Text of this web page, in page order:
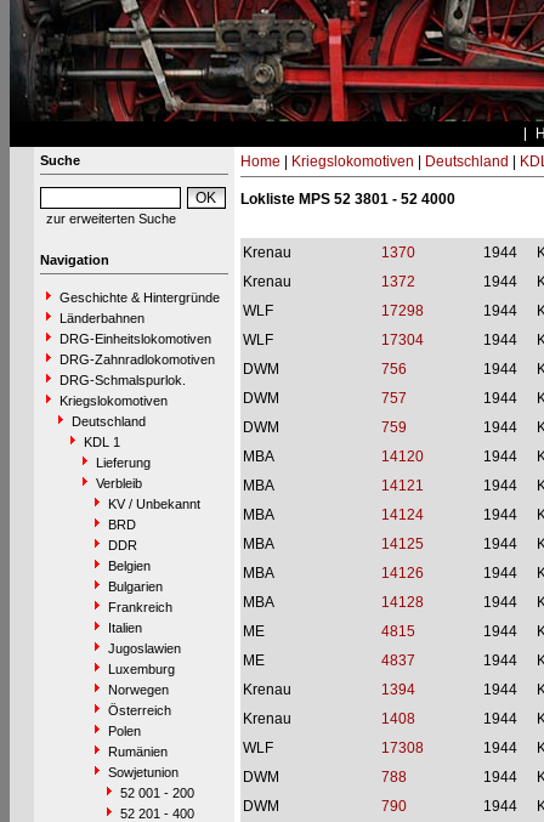
Suche
zur erweiterten Suche
Navigation
Geschichte & Hintergründe
Länderbahnen
DRG-Einheitslokomotiven
DRG-Zahnradlokomotiven
DRG-Schmalspurlok.
Kriegslokomotiven
Deutschland
KDL 1
Lieferung
Verbleib
KV / Unbekannt
BRD
DDR
Belgien
Bulgarien
Frankreich
Italien
Jugoslawien
Luxemburg
Norwegen
Österreich
Polen
Rumänien
Sowjetunion
52 001 - 200
52 201 - 400
Home Kriegslokomotiven Deutschland
Lokliste MPS 52 3801 - 52 4000
Krenau 1370 1944
Krenau
1372 1944
WLF
17298 1944
WLF
17304 1944
DWM
756 1944
DWM
757 1944
DWM
759 1944
MBA
14120 1944
MBA
14121 1944
MBA
14124 1944
MBA
14125 1944
MBA
14126 1944
MBA
14128 1944
ME
4815 1944
ME
4837 1944
Krenau
1394 1944
Krenau
1408 1944
WLF
17308 1944
DWM
788 1944
DWM
790 1944